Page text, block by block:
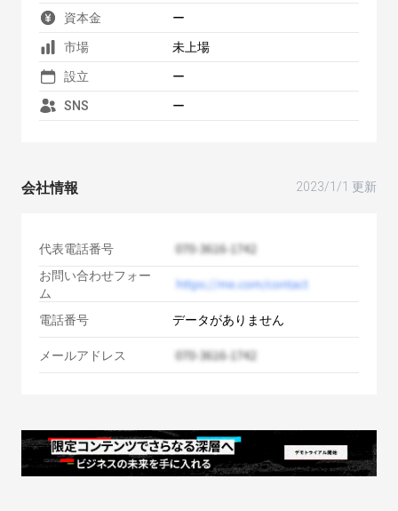
資本金 ー
市場 未上場
設立 ー
SNS ー
会社情報 2023/1/1 更新
代表電話番号
お問い合わせフォー
ム
電話番号
データがありません
メールアドレス